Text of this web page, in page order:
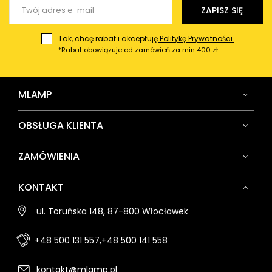
ZAPISZ SIĘ
Tak, chcę rabat i akceptujęPolitykę Prywatności.
*Rabat obowiązuje od zamówień za min 400 zł
MLAMP
OBSŁUGA KLIENTA
ZAMÓWIENIA
KONTAKT
ul. Toruńska 148, 87-800 Włocławek
+48 500 131 557,+48 500 141 558
kontakt@mlamp.pl